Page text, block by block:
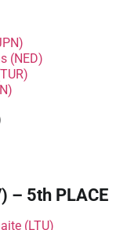
(NED)
– 5th PLACE
(LTU)